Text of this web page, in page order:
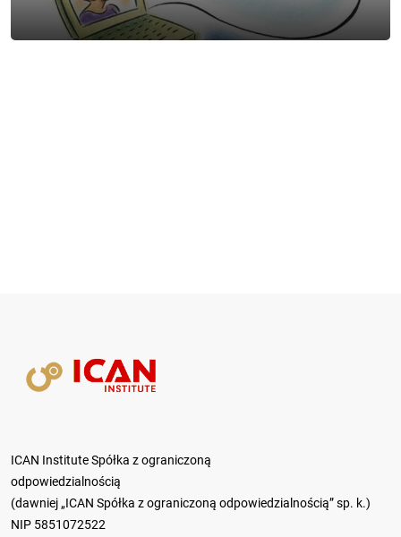
ICAN Institute Spółka z ograniczoną
odpowiedzialnością
(dawniej „ICAN Spółka z ograniczoną odpowiedzialnością” sp. k.)
NIP 5851072522